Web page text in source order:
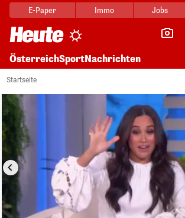
E-Paper Immo Jobs
ÖsterreichSportNachrichten
Startseite
1/14